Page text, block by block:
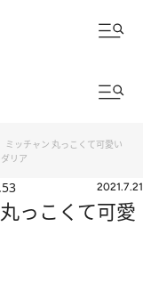
ミッチャン 丸っこくて可愛い
リア
2021.7.21
っこくて可愛